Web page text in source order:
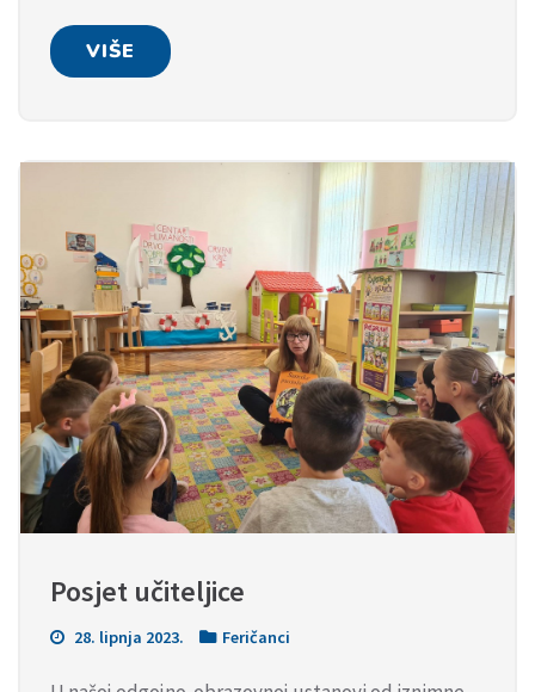
VIŠE
Posjet učiteljice
28. lipnja 2023. Feričanci